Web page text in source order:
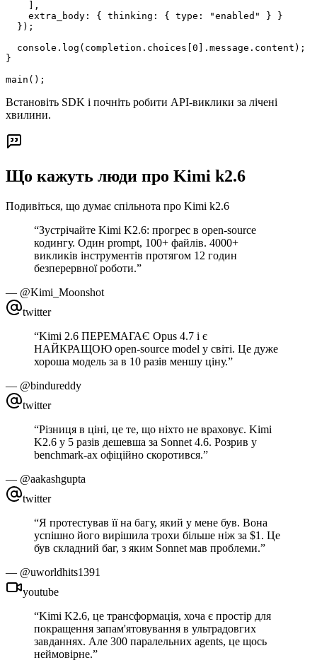
    ],
    extra_body: { thinking: { type: "enabled" } }
  });
  console.log(completion.choices[0].message.content);
}
main();
Встановіть SDK і почніть робити API-виклики за лічені
хвилини.
Що кажуть люди про Kimi k2.6
Подивіться, що думає спільнота про Kimi k2.6
“Зустрічайте Kimi K2.6: прогрес в open-source
кодингу. Один prompt, 100+ файлів. 4000+
викликів інструментів протягом 12 годин
безперервної роботи.”
— @Kimi_Moonshot
twitter
“Kimi 2.6 ПЕРЕМАГАЄ Opus 4.7 і є
НАЙКРАЩОЮ open-source model у світі. Це дуже
хороша модель за в 10 разів меншу ціну.”
— @bindureddy
twitter
“Різниця в ціні, це те, що ніхто не враховує. Kimi
K2.6 у 5 разів дешевша за Sonnet 4.6. Розрив у
benchmark-ах офіційно скоротився.”
— @aakashgupta
twitter
“Я протестував її на багу, який у мене був. Вона
успішно його вирішила трохи більше ніж за $1. Це
був складний баг, з яким Sonnet мав проблеми.”
— @uworldhits1391
youtube
“Kimi K2.6, це трансформація, хоча є простір для
покращення запам'ятовування в ультрадовгих
завданнях. Але 300 паралельних agents, це щось
неймовірне.”